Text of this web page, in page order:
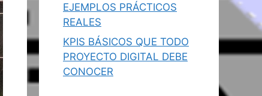
EJEMPLOS PRÁCTICOS
REALES
KPIS BÁSICOS QUE TODO
PROYECTO DIGITAL DEBE
CONOCER